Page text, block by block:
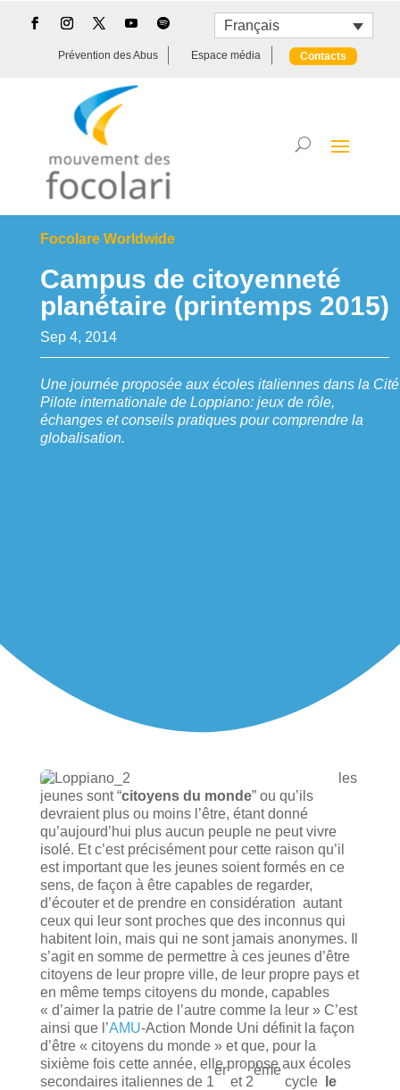
Français
Prévention des Abus Espace média Contacts
Focolare Worldwide
Campus de citoyenneté
planétaire (printemps 2015)
Sep 4, 2014
Une journée proposée aux écoles italiennes dans la Cité
Pilote internationale de Loppiano: jeux de rôle,
échanges et conseils pratiques pour comprendre la
globalisation.
les
jeunes sont “citoyens du monde” ou qu’ils
devraient plus ou moins l’être, étant donné
qu’aujourd’hui plus aucun peuple ne peut vivre
isolé. Et c’est précisément pour cette raison qu’il
est important que les jeunes soient formés en ce
sens, de façon à être capables de regarder,
d’écouter et de prendre en considération autant
ceux qui leur sont proches que des inconnus qui
habitent loin, mais qui ne sont jamais anonymes. Il
s’agit en somme de permettre à ces jeunes d’être
citoyens de leur propre ville, de leur propre pays et
en même temps citoyens du monde, capables
« d’aimer la patrie de l’autre comme la leur » C’est
ainsi que l’AMU-Action Monde Uni définit la façon
d’être « citoyens du monde » et que, pour la
sixième fois cette année, elle propose aux écoles
secondaires italiennes de 1
er
et 2
ème
cycle
le